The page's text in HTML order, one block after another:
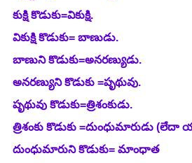
కుక్షి కొడుకు=వికుక్షి.
వికుక్షి కొడుకు= బాణుడు.
బాణుని కొడుకు=అనరణ్యుడు.
అనరణ్యుని కొడుకు =పృథువు.
పృథువు కొడుకు=త్రిశంకుడు.
త్రిశంకు కొడుకు =దుంధుమారుడు (లేదా
దుంధుమారుని కొడుకు= మాంధాత